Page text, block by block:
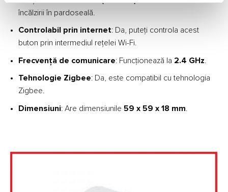
încălzirii în pardoseală.
Controlabil prin internet: Da, puteți controla acest
buton prin intermediul rețelei Wi-Fi.
Frecvență de comunicare: Funcționează la 2.4 GHz
Tehnologie Zigbee: Da, este compatibil cu tehnologia
Zigbee.
Dimensiuni: Are dimensiunile 59 x 59 x 18 mm